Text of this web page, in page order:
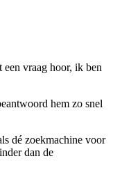
vraag hoor, ik ben
hem zo snel
dé zoekmachine voor
dan de